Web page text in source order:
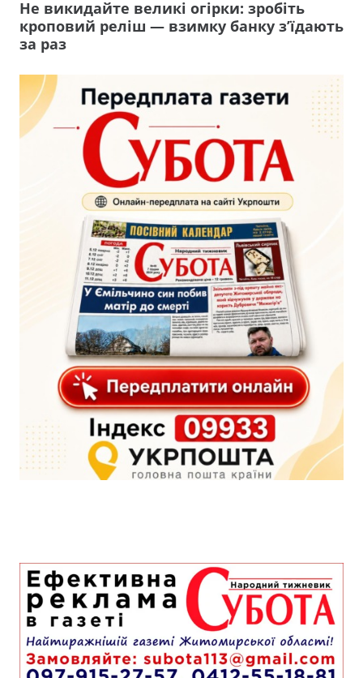
Не викидайте великі огірки: зробіть
кроповий реліш — взимку банку з’їдають
за раз